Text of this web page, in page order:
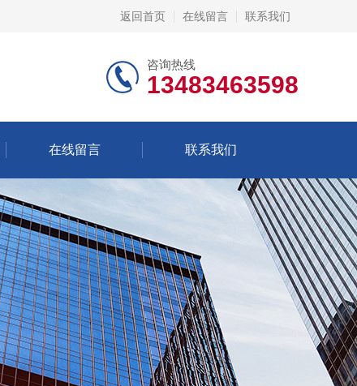
返回首页 在线留言 联系我们
咨询热线
13483463598
在线留言 联系我们